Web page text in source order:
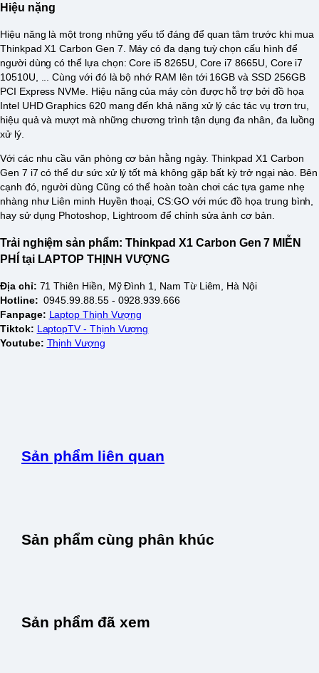
Hiệu nặng
Hiệu năng là một trong những yếu tố đáng để quan tâm trước khi mua
Thinkpad X1 Carbon Gen 7. Máy có đa dạng tuỳ chọn cấu hình để
người dùng có thể lựa chọn: Core i5 8265U, Core i7 8665U, Core i7
10510U, ... Cùng với đó là bộ nhớ RAM lên tới 16GB và SSD 256GB
PCI Express NVMe. Hiệu năng của máy còn được hỗ trợ bởi đồ họa
Intel UHD Graphics 620 mang đến khả năng xử lý các tác vụ trơn tru,
hiệu quả và mượt mà những chương trình tận dụng đa nhân, đa luồng
xử lý.
Với các nhu cầu văn phòng cơ bản hằng ngày. Thinkpad X1 Carbon
Gen 7 i7 có thể dư sức xử lý tốt mà không gặp bất kỳ trở ngại nào. Bên
cạnh đó, người dùng Cũng có thể hoàn toàn chơi các tựa game nhẹ
nhàng như Liên minh Huyền thoại, CS:GO với mức đồ họa trung bình,
hay sử dụng Photoshop, Lightroom để chỉnh sửa ảnh cơ bản.
Trải nghiệm sản phẩm: Thinkpad X1 Carbon Gen 7 MIỄN
PHÍ tại LAPTOP THỊNH VƯỢNG
Địa chỉ: 71 Thiên Hiền, Mỹ Đình 1, Nam Từ Liêm, Hà Nội
Hotline:0945.99.88.55 - 0928.939.666
Fanpage: Laptop Thịnh Vượng
Tiktok: LaptopTV - Thịnh Vượng
Youtube: Thịnh Vượng
Sản phẩm liên quan
Sản phẩm cùng phân khúc
Sản phẩm đã xem